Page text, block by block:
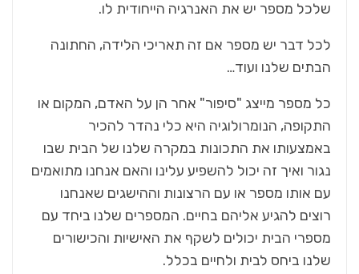
שלכל מספר יש את האנרגיה הייחודית לו.
לכל דבר יש מספר אם זה תאריכי הלידה, החתונה
הבתים שלנו ועוד…
כל מספר מייצג "סיפור" אחר הן על האדם, המקום או
התקופה, הנומרולוגיה היא כלי נהדר להכיר
באמצעותו את התכונות במקרה שלנו של הבית שבו
נגור ואיך זה יכול להשפיע עלינו והאם אנחנו מתואמים
עם אותו מספר או עם הרצונות וההישגים שאנחנו
רוצים להגיע אליהם בחיים. המספרים שלנו ביחד עם
מספרי הבית יכולים לשקף את האישיות והכישורים
שלנו ביחס לבית ולחיים בכלל.